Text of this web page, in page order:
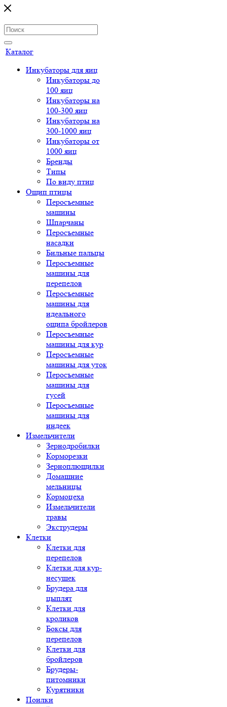
Каталог
Инкубаторы для яиц
Инкубаторы до
100 яиц
Инкубаторы на
100-300 яиц
Инкубаторы на
300-1000 яиц
Инкубаторы от
1000 яиц
Бренды
Типы
По виду птиц
Ощип птицы
Перосъемные
машины
Шпарчаны
Перосъемные
насадки
Бильные пальцы
Перосъемные
машины для
перепелов
Перосъемные
машины для
идеального
ощипа бройлеров
Перосъемные
машины для кур
Перосъемные
машины для уток
Перосъемные
машины для
гусей
Перосъемные
машины для
индеек
Измельчители
Зернодробилки
Корморезки
Зерноплющилки
Домашние
мельницы
Кормоцеха
Измельчители
травы
Экструдеры
Клетки
Клетки для
перепелов
Клетки для кур-
несушек
Брудера для
цыплят
Клетки для
кроликов
Боксы для
перепелов
Клетки для
бройлеров
Брудеры-
питомники
Курятники
Поилки